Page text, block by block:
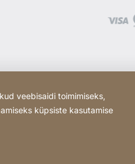
veebisaidi toimimiseks,
küpsiste kasutamise